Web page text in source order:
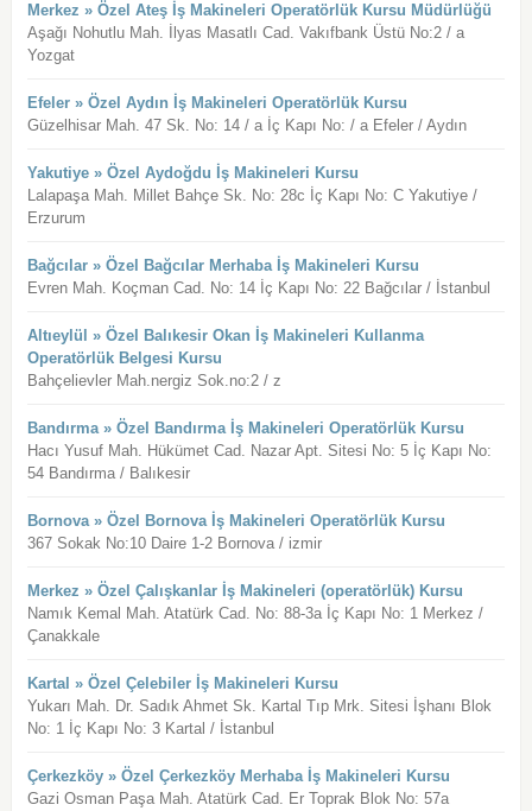
Merkez » Özel Ateş İş Makineleri Operatörlük Kursu Müdürlüğü
Aşağı Nohutlu Mah. İlyas Masatlı Cad. Vakıfbank Üstü No:2 / a
Yozgat
Efeler » Özel Aydın İş Makineleri Operatörlük Kursu
Güzelhisar Mah. 47 Sk. No: 14 / a İç Kapı No: / a Efeler / Aydın
Yakutiye » Özel Aydoğdu İş Makineleri Kursu
Lalapaşa Mah. Millet Bahçe Sk. No: 28c İç Kapı No: C Yakutiye /
Erzurum
Bağcılar » Özel Bağcılar Merhaba İş Makineleri Kursu
Evren Mah. Koçman Cad. No: 14 İç Kapı No: 22 Bağcılar / İstanbul
Altıeylül » Özel Balıkesir Okan İş Makineleri Kullanma
Operatörlük Belgesi Kursu
Bahçelievler Mah.nergiz Sok.no:2 / z
Bandırma » Özel Bandırma İş Makineleri Operatörlük Kursu
Hacı Yusuf Mah. Hükümet Cad. Nazar Apt. Sitesi No: 5 İç Kapı No:
54 Bandırma / Balıkesir
Bornova » Özel Bornova İş Makineleri Operatörlük Kursu
367 Sokak No:10 Daire 1-2 Bornova / izmir
Merkez » Özel Çalışkanlar İş Makineleri (operatörlük) Kursu
Namık Kemal Mah. Atatürk Cad. No: 88-3a İç Kapı No: 1 Merkez /
Çanakkale
Kartal » Özel Çelebiler İş Makineleri Kursu
Yukarı Mah. Dr. Sadık Ahmet Sk. Kartal Tıp Mrk. Sitesi İşhanı Blok
No: 1 İç Kapı No: 3 Kartal / İstanbul
Çerkezköy » Özel Çerkezköy Merhaba İş Makineleri Kursu
Gazi Osman Paşa Mah. Atatürk Cad. Er Toprak Blok No: 57a